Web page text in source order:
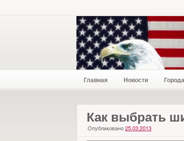
Главная Новости Города
Как выбрать
Опубликовано25.03.2013